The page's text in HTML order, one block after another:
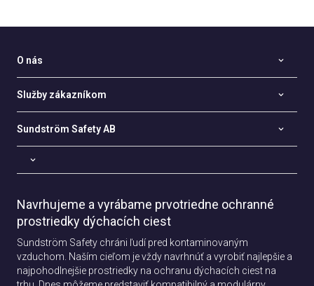
O nás
Služby zákazníkom
Sundström Safety AB
Navrhujeme a vyrábame prvotriedne ochranné
prostriedky dýchacích ciest
Sundström Safety chráni ľudí pred kontaminovaným
vzduchom. Naším cieľom je vždy navrhnúť a vyrobiť najlepšie a
najpohodlnejšie prostriedky na ochranu dýchacích ciest na